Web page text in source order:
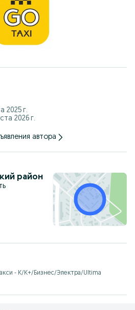
2025 г.
2026 г.
автора
район
- К/К+/Бизнес/Электра/Ultima